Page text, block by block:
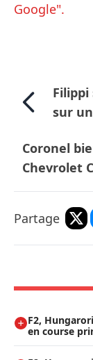
Google".
Filippi
sur
Coronel
Chevrolet
Partage
F2,
en course